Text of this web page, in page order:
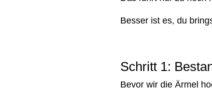
Besser ist es, du
Schritt 1:
Bevor wir die Ärmel